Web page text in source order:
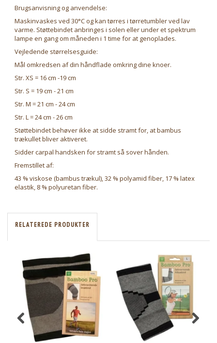
Brugsanvisning og anvendelse:
Maskinvaskes ved 30°C og kan tørres i tørretumbler ved lav
varme. Støttebindet anbringes i solen eller under et spektrum
lampe en gang om måneden i 1 time for at genoplades.
Vejledende størrelsesguide:
Mål omkredsen af din håndflade omkring dine knoer.
Str. XS = 16 cm -19 cm
Str. S = 19 cm - 21 cm
Str. M = 21 cm - 24 cm
Str. L = 24 cm - 26 cm
Støttebindet behøver ikke at sidde stramt for, at bambus
trækullet bliver aktiveret.
Sidder carpal handsken for stramt så sover hånden.
Fremstillet af:
43 % viskose (bambus trækul), 32 % polyamid fiber, 17 % latex
elastik, 8 % polyuretan fiber.
RELATEREDE PRODUKTER